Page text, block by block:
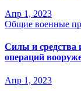
Апр 1, 2023
Общие военные
Силы и средства
операций
Апр 1, 2023